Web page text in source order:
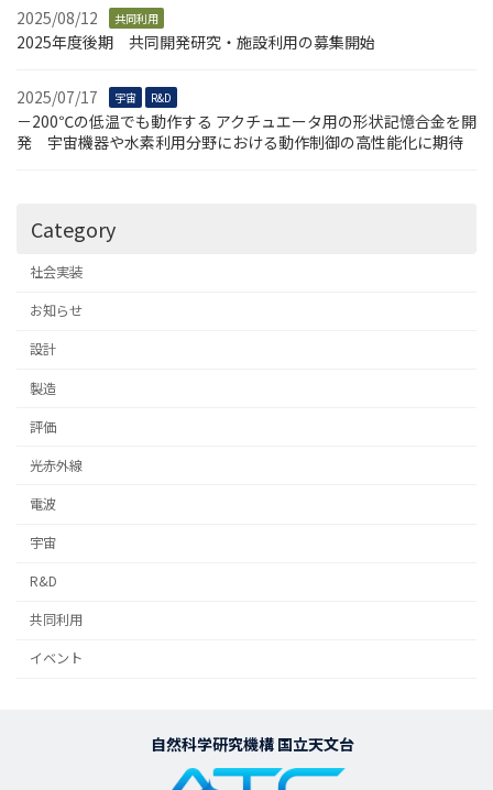
2025/08/12 共同利用
2025年度後期 共同開発研究・施設利用の募集開始
2025/07/17 宇宙 R&D
－200℃の低温でも動作する アクチュエータ用の形状記憶合金を開
発 宇宙機器や水素利用分野における動作制御の高性能化に期待
Category
社会実装
お知らせ
設計
製造
評価
光赤外線
電波
宇宙
R&D
共同利用
イベント
自然科学研究機構 国立天文台